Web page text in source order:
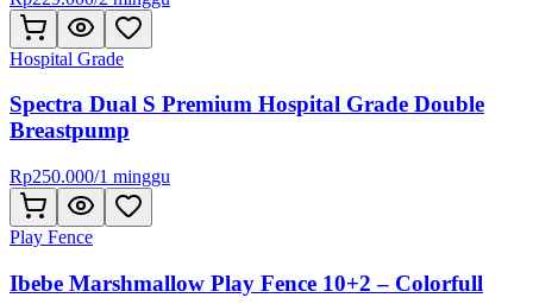
Hospital Grade
Spectra Dual S Premium Hospital Grade Double
Breastpump
Rp250.000/1 minggu
Play Fence
Ibebe Marshmallow Play Fence 10+2 – Colorfull